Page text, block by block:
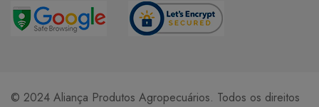
© 2024 Aliança Produtos Agropecuários. Todos os direitos